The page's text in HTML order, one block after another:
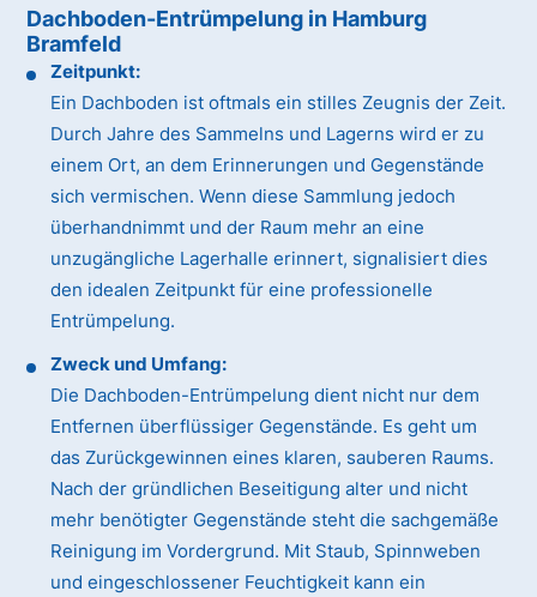
Dachboden-Entrümpelung in Hamburg
Bramfeld
Zeitpunkt:
Ein Dachboden ist oftmals ein stilles Zeugnis der Zeit.
Durch Jahre des Sammelns und Lagerns wird er zu
einem Ort, an dem Erinnerungen und Gegenstände
sich vermischen. Wenn diese Sammlung jedoch
überhandnimmt und der Raum mehr an eine
unzugängliche Lagerhalle erinnert, signalisiert dies
den idealen Zeitpunkt für eine professionelle
Entrümpelung.
Zweck und Umfang:
Die Dachboden-Entrümpelung dient nicht nur dem
Entfernen überflüssiger Gegenstände. Es geht um
das Zurückgewinnen eines klaren, sauberen Raums.
Nach der gründlichen Beseitigung alter und nicht
mehr benötigter Gegenstände steht die sachgemäße
Reinigung im Vordergrund. Mit Staub, Spinnweben
und eingeschlossener Feuchtigkeit kann ein